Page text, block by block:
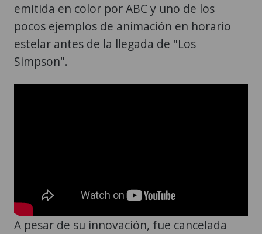
emitida en color por ABC y uno de los
pocos ejemplos de animación en horario
estelar antes de la llegada de "Los
Simpson".
A pesar de su innovación, fue cancelada